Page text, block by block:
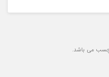
می باشد.